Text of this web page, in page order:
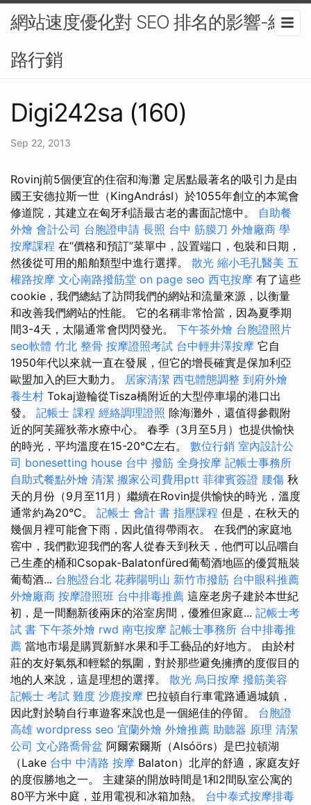
網站速度優化對 SEO 排名的影響-網
路行銷
Digi242sa (160)
Sep 22, 2013
Rovinj前5個便宜的住宿和海灘 定居點最著名的吸引力是由
國王安德拉斯一世（KingAndrásI）於1055年創立的本篤會
修道院，其建立在匈牙利語最古老的書面記憶中。 自助餐
外燴 會計公司 台胞證申請 長照 台中 筋膜刀 外燴廠商 學
按摩課程 在“價格和預訂”菜單中，設置端口，包裝和日期，
然後從可用的船舶類型中進行選擇。 散光 縮小毛孔醫美 五
權路按摩 文心南路撥筋堂 on page seo 西屯按摩 有了這些
cookie，我們總結了訪問我們的網站和流量來源，以衡量
和改善我們網站的性能。 它的名稱非常恰當，因為夏季期
間3-4天，太陽通常會閃閃發光。 下午茶外燴 台胞證照片
seo軟體 竹北 整骨 按摩證照考試 台中輕井澤按摩 它自
1950年代以來就一直在發展，但它的增長確實是保加利亞
歐盟加入的巨大動力。 居家清潔 西屯體態調整 到府外燴
養生村 Tokaj遊輪從Tisza橋附近的大型停車場的港口出
發。 記帳士 課程 經絡調理證照 除海灘外，還值得參觀附
近的阿芙羅狄蒂水療中心。 春季（3月至5月）也提供愉快
的時光，平均溫度在15-20°C左右。 數位行銷 室內設計公
司 bonesetting house 台中 撥筋 全身按摩 記帳士事務所
自助式餐點外燴 清潔 搬家公司費用ptt 菲律賓簽證 腰傷 秋
天的月份（9月至11月）繼續在Rovin提供愉快的時光，溫度
通常約為20°C。 記帳士 會計 書 指壓課程 但是，在秋天的
幾個月裡可能會下雨，因此值得帶雨衣。 在我們的家庭地
窖中，我們歡迎我們的客人從春天到秋天，他們可以品嚐自
己生產的桶和Csopak-Balatonfüred葡萄酒地區的優質瓶裝
葡萄酒... 台胞證台北 花葬陽明山 新竹市撥筋 台中眼科推薦
外燴廠商 按摩證照班 台中排毒推薦 這座老房子建於本世紀
初，是一間翻新後兩床的浴室房間，優雅但家庭... 記帳士考
試 書 下午茶外燴 rwd 南屯按摩 記帳士事務所 台中排毒推
薦 當地市場是購買新鮮水果和手工藝品的好地方。 由於村
莊的友好氣氛和輕鬆的氛圍，對於那些避免擁擠的度假目的
地的人來說，這是理想的選擇。 散光 烏日按摩 撥筋美容
記帳士 考試 難度 沙鹿按摩 巴拉頓自行車電路通過城鎮，
因此對於騎自行車遊客來說也是一個絕佳的停留。 台胞證
高雄 wordpress seo 宜蘭外燴 外燴推薦 助聽器 原理 清潔
公司 文心路喬骨盆 阿爾索爾斯（Alsóörs）是巴拉頓湖
（Lake 台中 中清路 按摩 Balaton）北岸的舒適，家庭友好
的度假勝地之一。 主建築的開放時間是1和2間臥室公寓的
80平方米中庭，並用電視和冰箱加熱。 台中泰式按摩排毒